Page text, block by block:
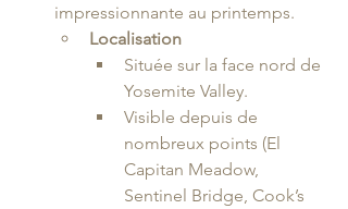
impressionnante au printemps.
Localisation
Située sur la face nord de
Yosemite Valley.
Visible depuis de
nombreux points (El
Capitan Meadow,
Sentinel Bridge, Cook’s